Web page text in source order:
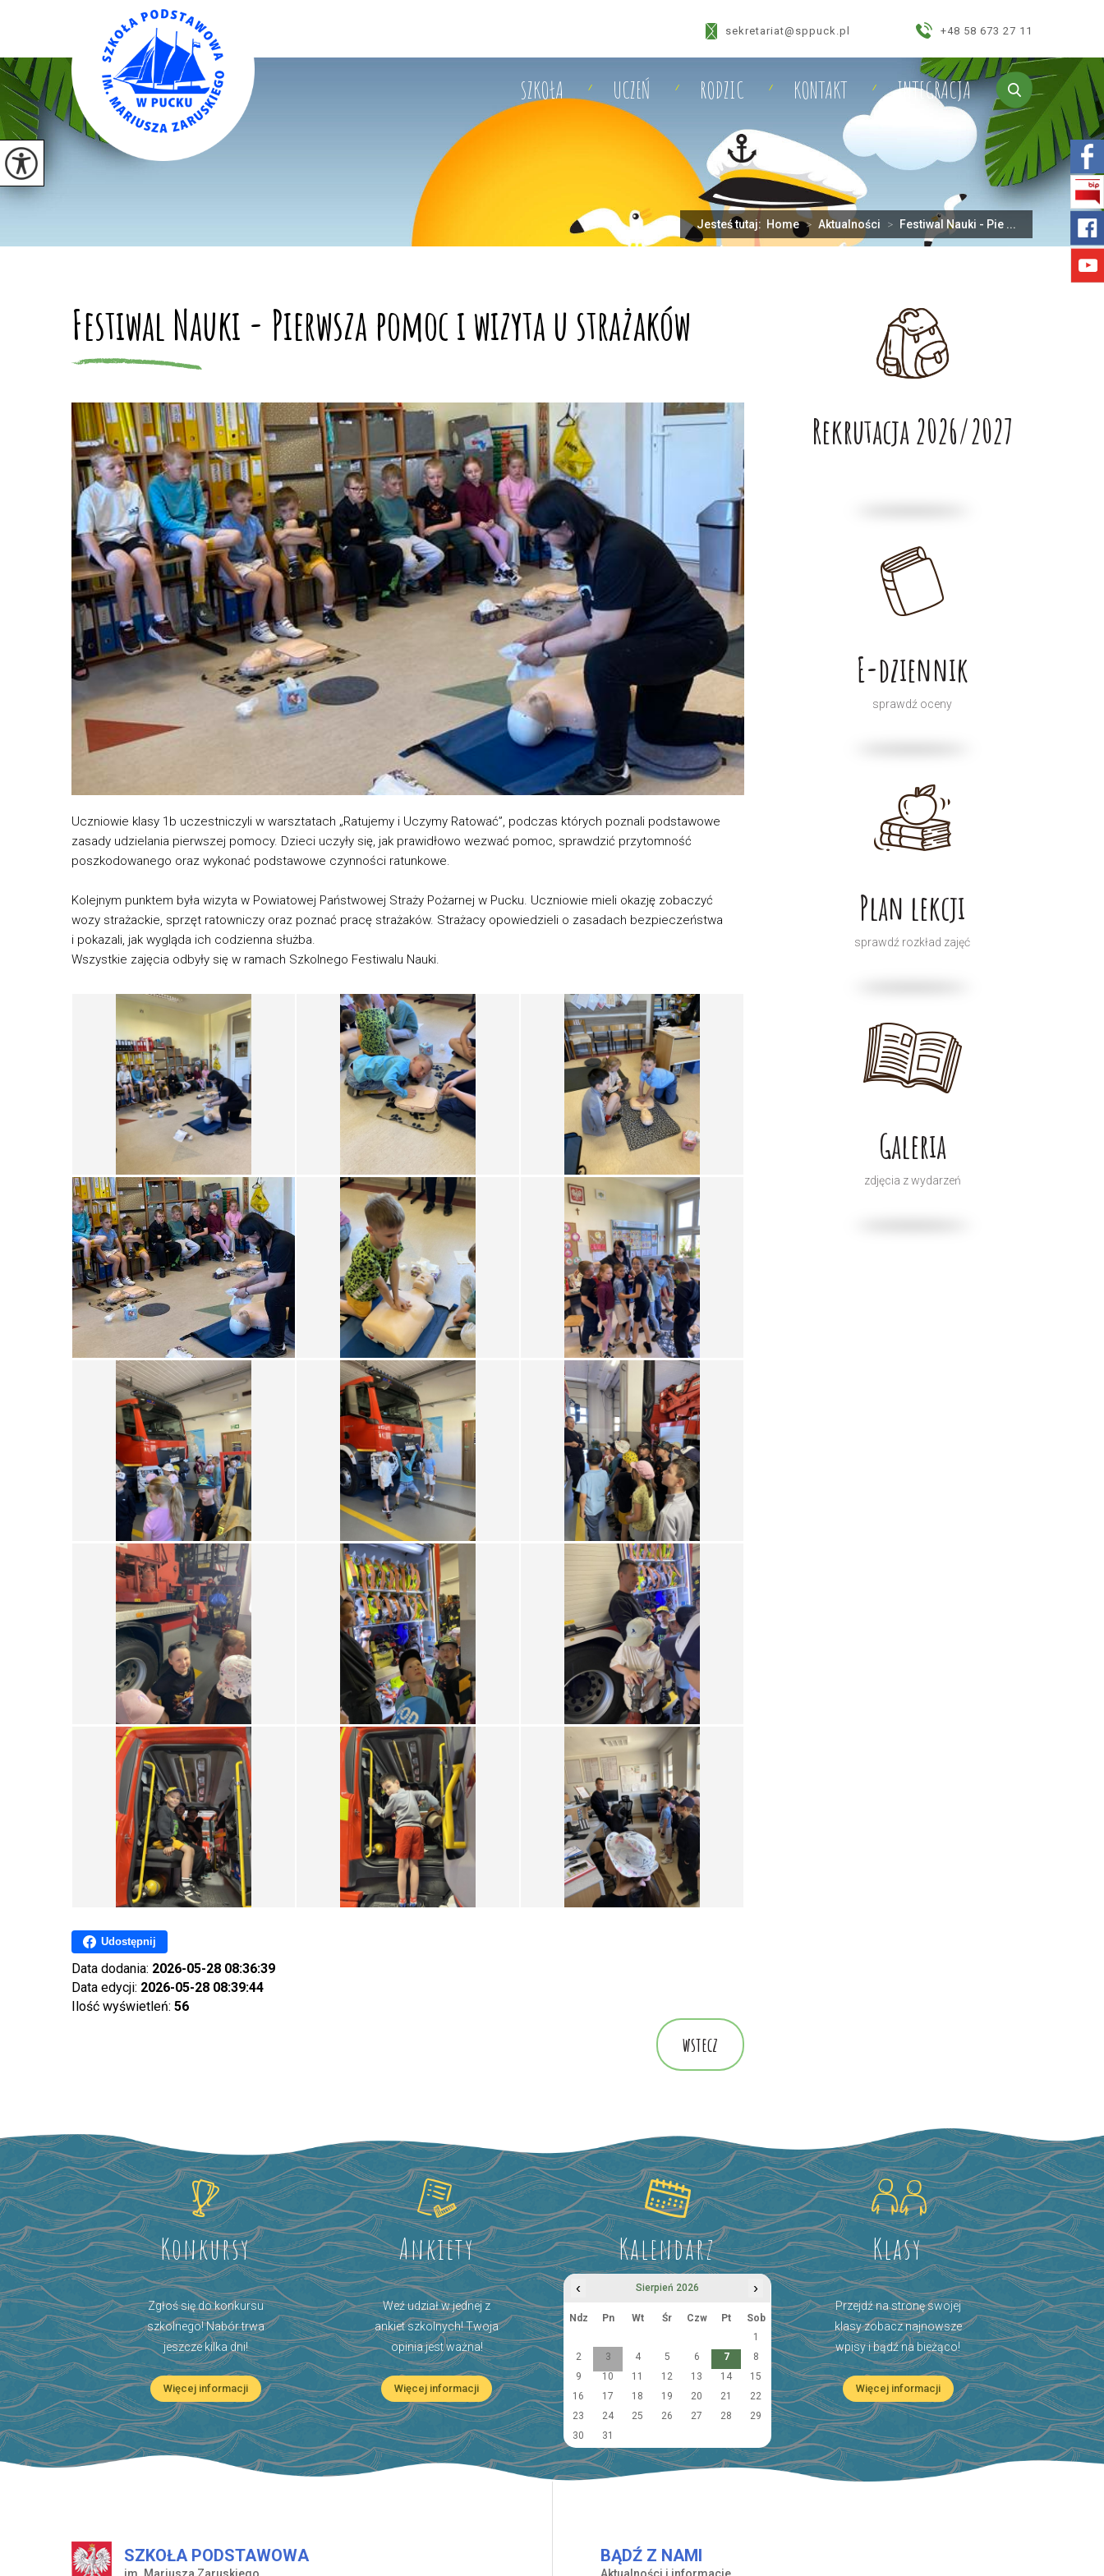
sekretariat@sppuck.pl +48 58 673 27 11
SZKOŁA UCZEŃ RODZIC KONTAKT INTEGRACJA
Jesteś tutaj: Home > Aktualności > Festiwal Nauki - Pie ...
Festiwal Nauki - Pierwsza pomoc i wizyta u strażaków
Uczniowie klasy 1b uczestniczyli w warsztatach „Ratujemy i Uczymy Ratować”, podczas których poznali podstawowe
zasady udzielania pierwszej pomocy. Dzieci uczyły się, jak prawidłowo wezwać pomoc, sprawdzić przytomność
poszkodowanego oraz wykonać podstawowe czynności ratunkowe.
Kolejnym punktem była wizyta w Powiatowej Państwowej Straży Pożarnej w Pucku. Uczniowie mieli okazję zobaczyć
wozy strażackie, sprzęt ratowniczy oraz poznać pracę strażaków. Strażacy opowiedzieli o zasadach bezpieczeństwa
i pokazali, jak wygląda ich codzienna służba.
Wszystkie zajęcia odbyły się w ramach Szkolnego Festiwalu Nauki.
Udostępnij
Data dodania: 2026-05-28 08:36:39
Data edycji: 2026-05-28 08:39:44
Ilość wyświetleń: 56
wstecz
Rekrutacja 2026/2027
E-dziennik
sprawdź oceny
Plan lekcji
sprawdź rozkład zajęć
Galeria
zdjęcia z wydarzeń
Konkursy
Zgłoś się do konkursu
szkolnego! Nabór trwa
jeszcze kilka dni!
Więcej informacji
Ankiety
Weź udział w jednej z
ankiet szkolnych! Twoja
opinia jest ważna!
Więcej informacji
Kalendarz
‹ Sierpień 2026 ›
Ndz Pn Wt Śr Czw Pt
Sob
1
2
3 4 5 6 7
8
9
10 11 12 13 14
15
16
17 18 19 20 21
22
23
24 25 26 27 28
29
30
31
Klasy
Przejdź na stronę swojej
klasy zobacz najnowsze
wpisy i bądź na bieżąco!
Więcej informacji
SZKOŁA PODSTAWOWA BĄDŹ Z NAMI